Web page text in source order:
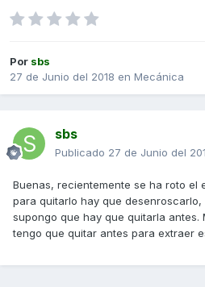
Por sbs
27 de Junio del 2018 en Mecánica
sbs
Publicado 27 de Junio del
Buenas, recientemente se ha roto el
para quitarlo hay que
supongo que hay que quitarla antes.
tengo que quitar antes para extraer